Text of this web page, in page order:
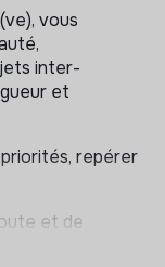
entrants liés
locales
métiers…)
aux
séminaire des
vous
inter-
et
repérer
et de